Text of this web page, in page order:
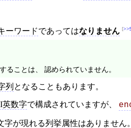
ーワードであってはなりません
ることは、 認められていません。
列 となることもあります。
英数字で構成されていますが、
字が現れる列挙属性はありません。